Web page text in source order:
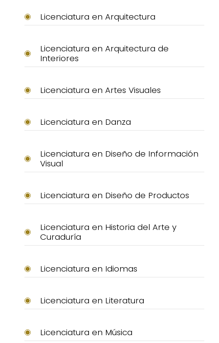
Licenciatura en Arquitectura
Licenciatura en Arquitectura de
Interiores
Licenciatura en Artes Visuales
Licenciatura en Danza
Licenciatura en Diseño de Información
Visual
Licenciatura en Diseño de Productos
Licenciatura en Historia del Arte y
Curaduría
Licenciatura en Idiomas
Licenciatura en Literatura
Licenciatura en Música